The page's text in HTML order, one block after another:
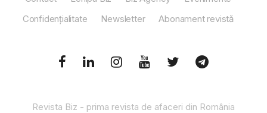
Confidențialitate
Newsletter Abonament revistă
Revista Biz - prima revista de afaceri din România